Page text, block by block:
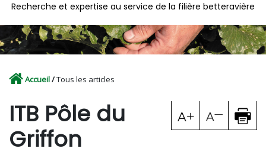
Recherche et expertise au service de la filière betteravière
Accueil/Tous les articles
ITB Pôle du
Griffon